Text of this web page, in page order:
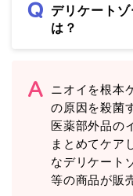
デリケート
は？
ニオイを根本
の原因を殺菌
医薬部外品の
まとめてケア
なデリケート
等の商品が販